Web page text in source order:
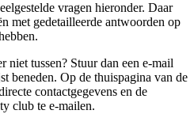
vragen hieronder. Daar
met gedetailleerde antwoorden op
niet tussen? Stuur dan een e-mail
beneden. Op de thuispagina van de
contactgegevens en de
club te e-mailen.